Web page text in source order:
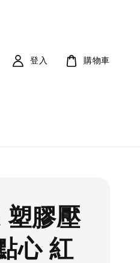
登入 購物車
塑膠壓
心 紅